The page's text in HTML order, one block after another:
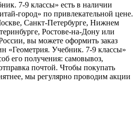
7-9 классы» есть в наличии
город» по привлекательной цене.
Санкт-Петербурге, Нижнем
Ростове-на-Дону или
вы можете оформить заказ
«Геометрия. Учебник. 7-9 классы»
его получения: самовывоз,
почтой. Чтобы покупать
мы регулярно проводим акции